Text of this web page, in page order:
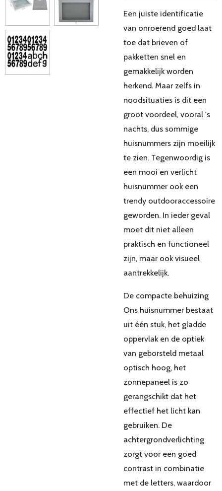
Een juiste identificatie
van onroerend goed laat
toe dat brieven of
pakketten snel en
gemakkelijk worden
herkend. Maar zelfs in
noodsituaties is dit een
groot voordeel, vooral 's
nachts, dus sommige
huisnummers zijn moeilijk
te zien. Tegenwoordig is
een mooi en verlicht
huisnummer ook een
trendy outdooraccessoire
geworden. In ieder geval
moet dit niet alleen
praktisch en functioneel
zijn, maar ook visueel
aantrekkelijk.
De compacte behuizing
Ons huisnummer bestaat
uit één stuk, het gladde
oppervlak en de optiek
van geborsteld metaal
optisch hoog, het
zonnepaneel is zo
gerangschikt dat het
effectief het licht kan
gebruiken. De
achtergrondverlichting
zorgt voor een goed
contrast in combinatie
met de letters, waardoor